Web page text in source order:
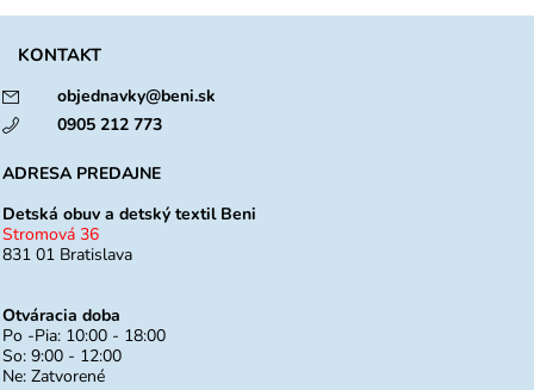
KONTAKT
objednavky@beni.sk
0905 212 773
ADRESA PREDAJNE
Detská obuv a detský textil Beni
Stromová 36
831 01 Bratislava
Otváracia doba
Po -Pia: 10:00 - 18:00
So: 9:00 - 12:00
Ne: Zatvorené